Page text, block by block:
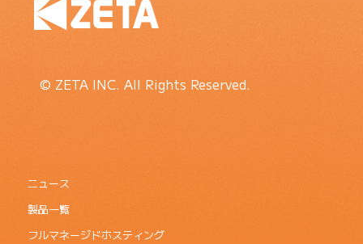
© ZETA INC. All Rights Reserved.
ニュース
製品一覧
フルマネージドホスティング